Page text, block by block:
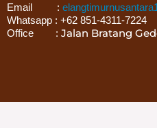
Email :
Whatsapp : +62 851-4311-7224
Office : Jalan Bratang